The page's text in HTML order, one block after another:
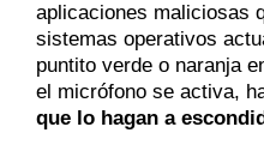
aplicaciones maliciosas
sistemas operativos
puntito verde o naranja
el micrófono se activa,
que lo hagan a